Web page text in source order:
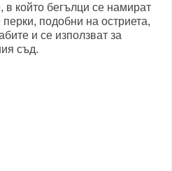
в който бегълци се намират
подобни на остриета,
и се използват за
съд.